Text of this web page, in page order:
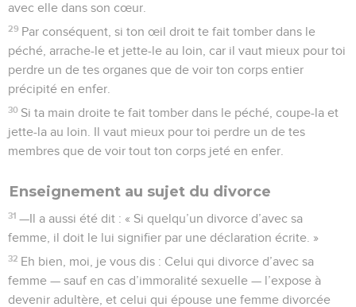
avec elle dans son cœur.
29 Par conséquent, si ton œil droit te fait tomber dans le
péché, arrache-le et jette-le au loin, car il vaut mieux pour toi
perdre un de tes organes que de voir ton corps entier
précipité en enfer.
30 Si ta main droite te fait tomber dans le péché, coupe-la et
jette-la au loin. Il vaut mieux pour toi perdre un de tes
membres que de voir tout ton corps jeté en enfer.
Enseignement au sujet du divorce
31 —Il a aussi été dit : « Si quelqu’un divorce d’avec sa
femme, il doit le lui signifier par une déclaration écrite. »
32 Eh bien, moi, je vous dis : Celui qui divorce d’avec sa
femme — sauf en cas d’immoralité sexuelle — l’expose à
devenir adultère, et celui qui épouse une femme divorcée